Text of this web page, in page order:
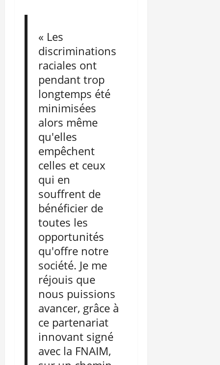
« Les
discriminations
raciales ont
pendant trop
longtemps été
minimisées
alors même
qu'elles
empêchent
celles et ceux
qui en
souffrent de
bénéficier de
toutes les
opportunités
qu'offre notre
société. Je me
réjouis que
nous puissions
avancer, grâce à
ce partenariat
innovant signé
avec la FNAIM,